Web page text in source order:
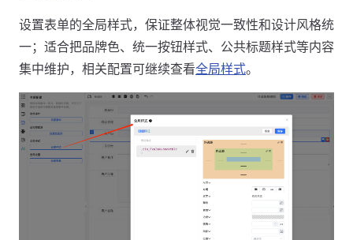
设置表单的全局样式，保证整体视觉一致性和设计风格统
一；适合把品牌色、统一按钮样式、公共标题样式等内容
集中维护，相关配置可继续查看全局样式。